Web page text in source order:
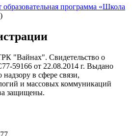
образовательная программа «Школа
"Вайнах". Свидетельство о
59166 от 22.08.2014 г. Выдано
в сфере связи,
и массовых коммуникаций
защищены.